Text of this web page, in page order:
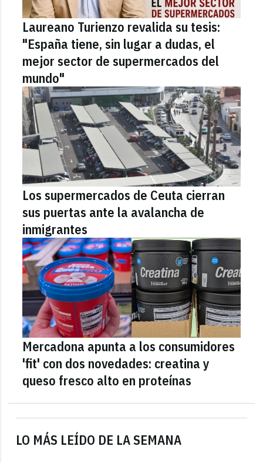
LO MÁS LEÍDO DE LA SEMANA
Laureano Turienzo revalida su tesis:
"España tiene, sin lugar a dudas, el
mejor sector de supermercados del
mundo"
Los supermercados de Ceuta cierran
sus puertas ante la avalancha de
inmigrantes
Mercadona apunta a los consumidores
'fit' con dos novedades: creatina y
queso fresco alto en proteínas